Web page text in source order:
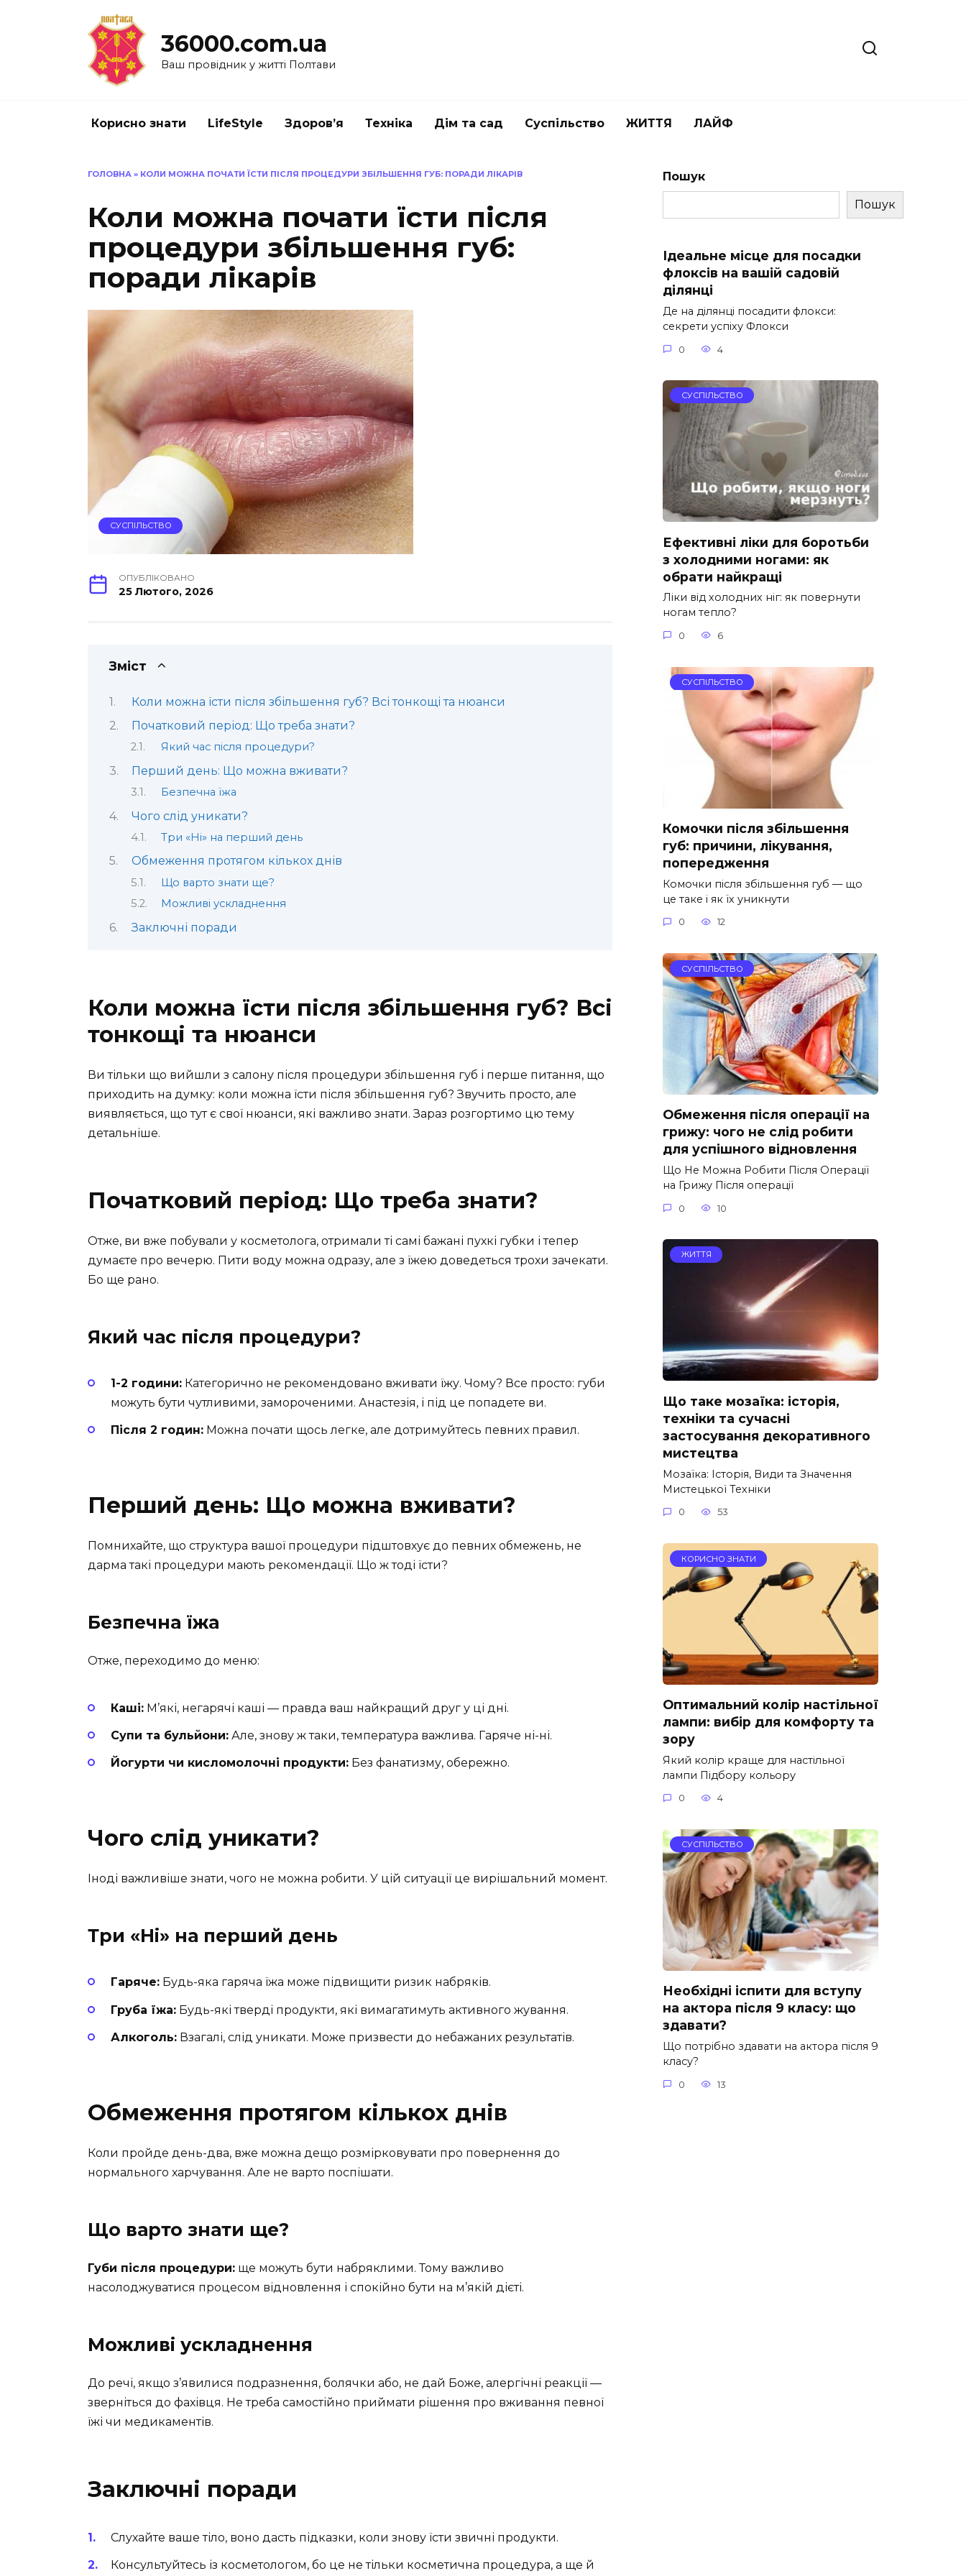
36000.com.ua
Ваш провідник у житті Полтави
Корисно знати LifeStyle Здоров’я Техніка Дім та сад Суспільство ЖИТТЯ ЛАЙФ
ГОЛОВНА » КОЛИ МОЖНА ПОЧАТИ ЇСТИ ПІСЛЯ ПРОЦЕДУРИ ЗБІЛЬШЕННЯ ГУБ: ПОРАДИ ЛІКАРІВ
Коли можна почати їсти після
процедури збільшення губ:
поради лікарів
СУСПІЛЬСТВО
ОПУБЛІКОВАНО
25 Лютого, 2026
Зміст
Коли можна їсти після збільшення губ? Всі тонкощі та нюанси
Початковий період: Що треба знати?
Який час після процедури?
Перший день: Що можна вживати?
Безпечна їжа
Чого слід уникати?
Три «Ні» на перший день
Обмеження протягом кількох днів
Що варто знати ще?
Можливі ускладнення
Заключні поради
Коли можна їсти після збільшення губ? Всі
тонкощі та нюанси
Ви тільки що вийшли з салону після процедури збільшення губ і перше питання, що
приходить на думку: коли можна їсти після збільшення губ? Звучить просто, але
виявляється, що тут є свої нюанси, які важливо знати. Зараз розгортимо цю тему
детальніше.
Початковий період: Що треба знати?
Отже, ви вже побували у косметолога, отримали ті самі бажані пухкі губки і тепер
думаєте про вечерю. Пити воду можна одразу, але з їжею доведеться трохи зачекати.
Бо ще рано.
Який час після процедури?
1-2 години: Категорично не рекомендовано вживати їжу. Чому? Все просто: губи
можуть бути чутливими, замороченими. Анастезія, і під це попадете ви.
Після 2 годин: Можна почати щось легке, але дотримуйтесь певних правил.
Перший день: Що можна вживати?
Помнихайте, що структура вашої процедури підштовхує до певних обмежень, не
дарма такі процедури мають рекомендації. Що ж тоді їсти?
Безпечна їжа
Отже, переходимо до меню:
Каші: М’які, негарячі каші — правда ваш найкращий друг у ці дні.
Супи та бульйони: Але, знову ж таки, температура важлива. Гаряче ні-ні.
Йогурти чи кисломолочні продукти: Без фанатизму, обережно.
Чого слід уникати?
Іноді важливіше знати, чого не можна робити. У цій ситуації це вирішальний момент.
Три «Ні» на перший день
Гаряче: Будь-яка гаряча їжа може підвищити ризик набряків.
Груба їжа: Будь-які тверді продукти, які вимагатимуть активного жування.
Алкоголь: Взагалі, слід уникати. Може призвести до небажаних результатів.
Обмеження протягом кількох днів
Коли пройде день-два, вже можна дещо розмірковувати про повернення до
нормального харчування. Але не варто поспішати.
Що варто знати ще?
Губи після процедури: ще можуть бути набряклими. Тому важливо
насолоджуватися процесом відновлення і спокійно бути на м’якій дієті.
Можливі ускладнення
До речі, якщо з’явилися подразнення, болячки або, не дай Боже, алергічні реакції —
зверніться до фахівця. Не треба самостійно приймати рішення про вживання певної
їжі чи медикаментів.
Заключні поради
Слухайте ваше тіло, воно дасть підказки, коли знову їсти звичні продукти.
Консультуйтесь із косметологом, бо це не тільки косметична процедура, а ще й
Пошук
Пошук
Ідеальне місце для посадки
флоксів на вашій садовій
ділянці
Де на ділянці посадити флокси:
секрети успіху Флокси
0 4
СУСПІЛЬСТВО
Ефективні ліки для боротьби
з холодними ногами: як
обрати найкращі
Ліки від холодних ніг: як повернути
ногам тепло?
0 6
СУСПІЛЬСТВО
Комочки після збільшення
губ: причини, лікування,
попередження
Комочки після збільшення губ — що
це таке і як їх уникнути
0 12
СУСПІЛЬСТВО
Обмеження після операції на
грижу: чого не слід робити
для успішного відновлення
Що Не Можна Робити Після Операції
на Грижу Після операції
0 10
ЖИТТЯ
Що таке мозаїка: історія,
техніки та сучасні
застосування декоративного
мистецтва
Мозаїка: Історія, Види та Значення
Мистецької Техніки
0 53
КОРИСНО ЗНАТИ
Оптимальний колір настільної
лампи: вибір для комфорту та
зору
Який колір краще для настільної
лампи Підбору кольору
0 4
СУСПІЛЬСТВО
Необхідні іспити для вступу
на актора після 9 класу: що
здавати?
Що потрібно здавати на актора після 9
класу?
0 13